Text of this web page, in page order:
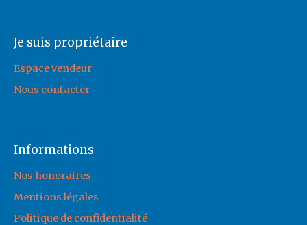
Je suis propriétaire
Espace vendeur
Nous contacter
Informations
Nos honoraires
Mentions légales
Politique de confidentialité